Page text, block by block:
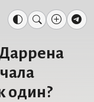
один?